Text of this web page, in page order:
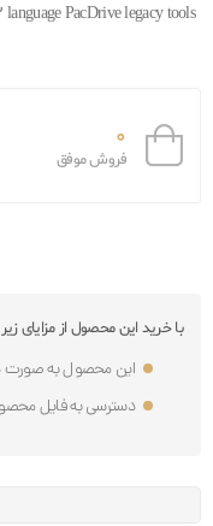
PacDrive legacy tools
0
فروش موفق
با خرید این محصول از مزایای
این محصول به صورت
دسترسی به فایل